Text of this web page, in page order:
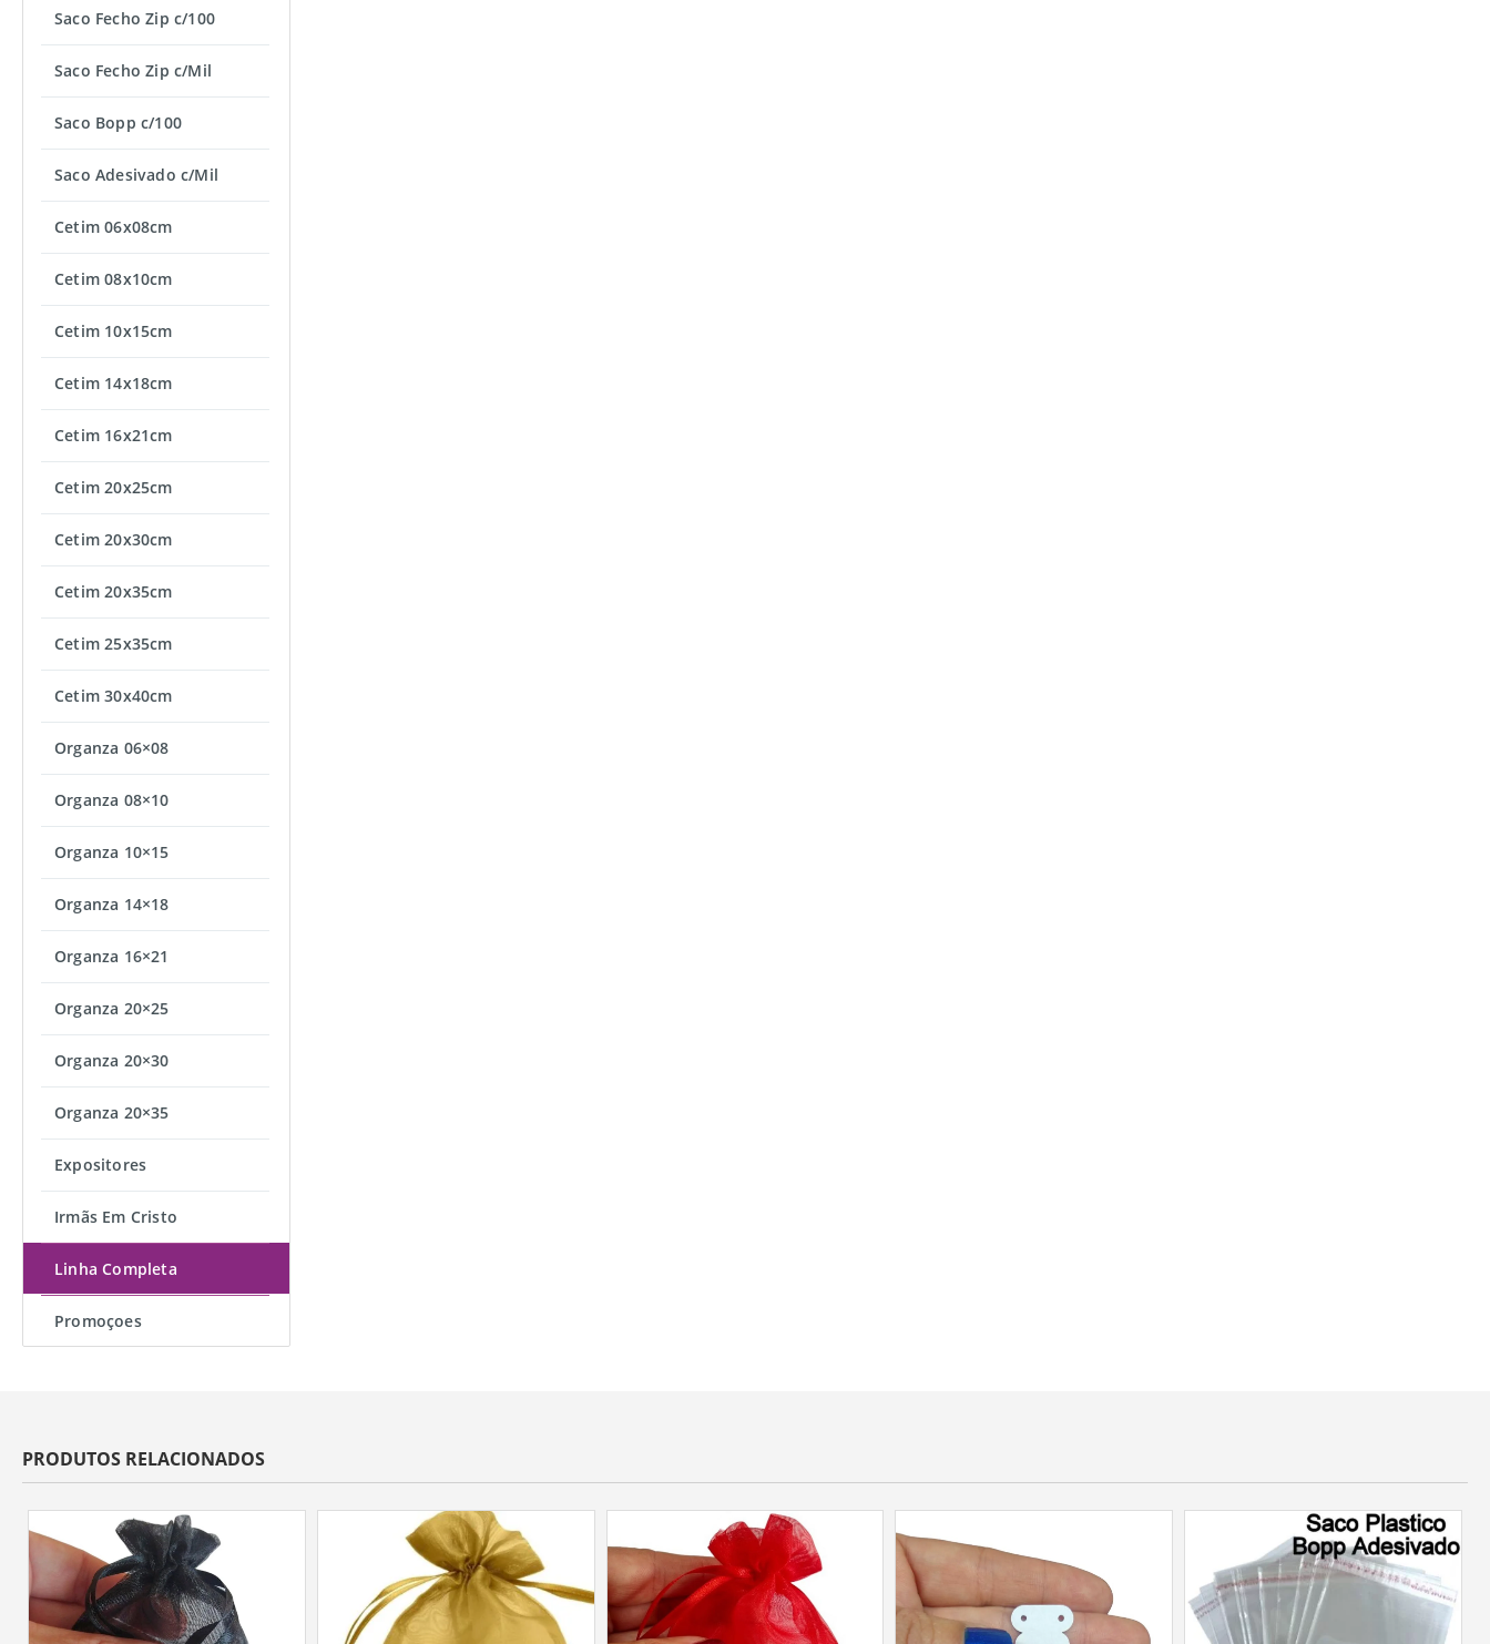
Saco Fecho Zip c/100
Saco Fecho Zip c/Mil
Saco Bopp c/100
Saco Adesivado c/Mil
Cetim 06x08cm
Cetim 08x10cm
Cetim 10x15cm
Cetim 14x18cm
Cetim 16x21cm
Cetim 20x25cm
Cetim 20x30cm
Cetim 20x35cm
Cetim 25x35cm
Cetim 30x40cm
Organza 06×08
Organza 08×10
Organza 10×15
Organza 14×18
Organza 16×21
Organza 20×25
Organza 20×30
Organza 20×35
Expositores
Irmãs Em Cristo
Linha Completa
Promoçoes
PRODUTOS RELACIONADOS